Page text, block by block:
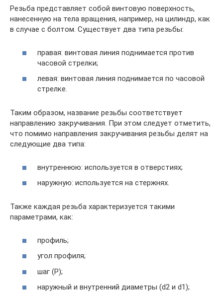
Резьба представляет собой винтовую поверхность,
нанесенную на тела вращения, например, на цилиндр, как
в случае с болтом. Существует два типа резьбы:
правая: винтовая линия поднимается против
часовой стрелки;
левая: винтовая линия поднимается по часовой
стрелке.
Таким образом, название резьбы соответствует
направлению закручивания. При этом следует отметить,
что помимо направления закручивания резьбы делят на
следующие два типа:
внутреннюю: используется в отверстиях;
наружную: используется на стержнях.
Также каждая резьба характеризуется такими
параметрами, как:
профиль;
угол профиля;
шаг (P);
наружный и внутренний диаметры (d2 и d1);